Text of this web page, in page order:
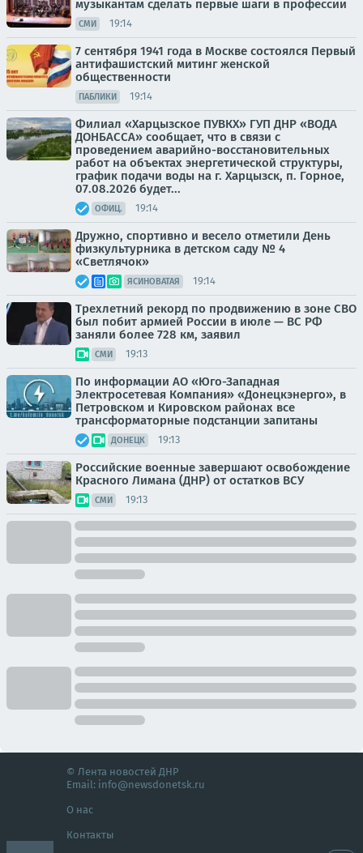
музыкантам сделать первые шаги в профессии
СМИ 19:14
7 сентября 1941 года в Москве состоялся Первый
антифашистский митинг женской
общественности
ПАБЛИКИ 19:14
Филиал «Харцызское ПУВКХ» ГУП ДНР «ВОДА
ДОНБАССА» сообщает, что в связи с
проведением аварийно-восстановительных
работ на объектах энергетической структуры,
график подачи воды на г. Харцызск, п. Горное,
07.08.2026 будет...
ОФИЦ. 19:14
Дружно, спортивно и весело отметили День
физкультурника в детском саду № 4
«Светлячок»
ЯСИНОВАТАЯ 19:14
Трехлетний рекорд по продвижению в зоне СВО
был побит армией России в июле — ВС РФ
заняли более 728 км, заявил
СМИ 19:13
По информации АО «Юго-Западная
Электросетевая Компания» «Донецкэнерго», в
Петровском и Кировском районах все
трансформаторные подстанции запитаны
ДОНЕЦК 19:13
Российские военные завершают освобождение
Красного Лимана (ДНР) от остатков ВСУ
СМИ 19:13
© Лента новостей ДНР
Email: info@newsdonetsk.ru
О нас
Контакты